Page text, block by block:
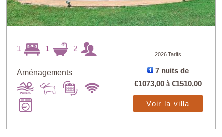
1 1 2
Aménagements
2026 Tarifs
7 nuits de
€1073,00 à€1510,00
Voir la villa